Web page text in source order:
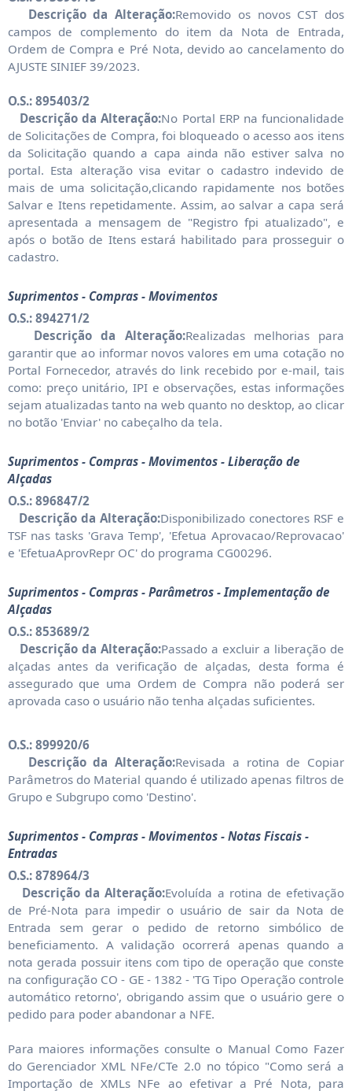
Descrição da Alteração:Removido os novos CST dos
campos de complemento do item da Nota de Entrada,
Ordem de Compra e Pré Nota, devido ao cancelamento do
AJUSTE SINIEF 39/2023.
O.S.: 895403/2
Descrição da Alteração:No Portal ERP na funcionalidade
de Solicitações de Compra, foi bloqueado o acesso aos itens
da Solicitação quando a capa ainda não estiver salva no
portal. Esta alteração visa evitar o cadastro indevido de
mais de uma solicitação,clicando rapidamente nos botões
Salvar e Itens repetidamente. Assim, ao salvar a capa será
apresentada a mensagem de "Registro fpi atualizado", e
após o botão de Itens estará habilitado para prosseguir o
cadastro.
Suprimentos - Compras - Movimentos
O.S.: 894271/2
Descrição da Alteração:Realizadas melhorias para
garantir que ao informar novos valores em uma cotação no
Portal Fornecedor, através do link recebido por e-mail, tais
como: preço unitário, IPI e observações, estas informações
sejam atualizadas tanto na web quanto no desktop, ao clicar
no botão 'Enviar' no cabeçalho da tela.
Suprimentos - Compras - Movimentos - Liberação de
Alçadas
O.S.: 896847/2
Descrição da Alteração:Disponibilizado conectores RSF e
TSF nas tasks 'Grava Temp', 'Efetua Aprovacao/Reprovacao'
e 'EfetuaAprovRepr OC' do programa CG00296.
Suprimentos - Compras - Parâmetros - Implementação de
Alçadas
O.S.: 853689/2
Descrição da Alteração:Passado a excluir a liberação de
alçadas antes da verificação de alçadas, desta forma é
assegurado que uma Ordem de Compra não poderá ser
aprovada caso o usuário não tenha alçadas suficientes.
O.S.: 899920/6
Descrição da Alteração:Revisada a rotina de Copiar
Parâmetros do Material quando é utilizado apenas filtros de
Grupo e Subgrupo como 'Destino'.
Suprimentos - Compras - Movimentos - Notas Fiscais -
Entradas
O.S.: 878964/3
Descrição da Alteração:Evoluída a rotina de efetivação
de Pré-Nota para impedir o usuário de sair da Nota de
Entrada sem gerar o pedido de retorno simbólico de
beneficiamento. A validação ocorrerá apenas quando a
nota gerada possuir itens com tipo de operação que conste
na configuração CO - GE - 1382 - 'TG Tipo Operação controle
automático retorno', obrigando assim que o usuário gere o
pedido para poder abandonar a NFE.
Para maiores informações consulte o Manual Como Fazer
do Gerenciador XML NFe/CTe 2.0 no tópico "Como será a
Importação de XMLs NFe ao efetivar a Pré Nota, para